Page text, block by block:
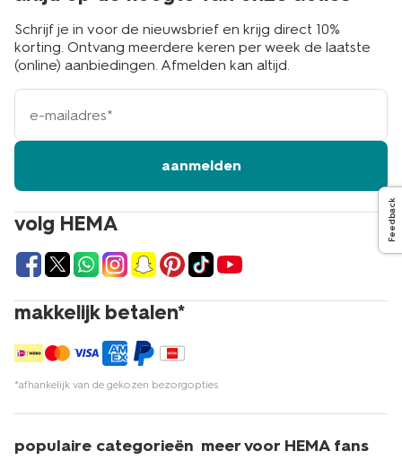
volg HEMA
makkelijk betalen*
*afhankelijk van de gekozen bezorgopties
Schrijf je in voor de nieuwsbrief en krijg direct 10%
korting. Ontvang meerdere keren per week de laatste
(online) aanbiedingen. Afmelden kan altijd.
e-
mailadres
aanmelden
populaire categorieën meer voor HEMA fans
Feedback